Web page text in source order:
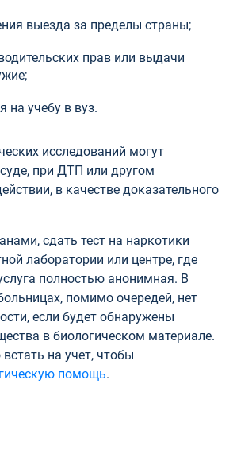
выезда за пределы страны;
прав или выдачи
на учебу в вуз.
исследований могут
при ДТП или другом
в качестве доказательного
сдать тест на наркотики
лаборатории или центре, где
полностью анонимная. В
помимо очередей, нет
если будет обнаружены
в биологическом материале.
на учет, чтобы
помощь.